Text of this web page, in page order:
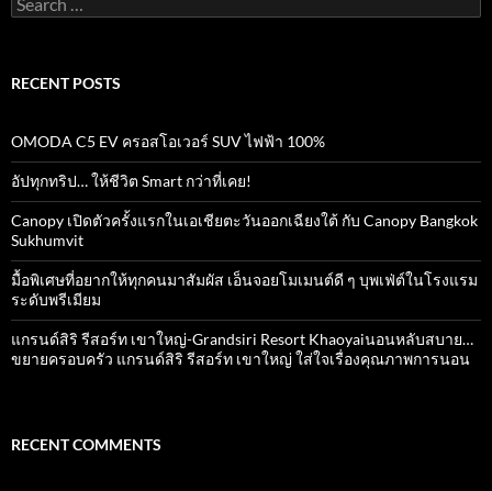
for:
RECENT POSTS
OMODA C5 EV ครอสโอเวอร์ SUV ไฟฟ้า 100%
อัปทุกทริป… ให้ชีวิต Smart กว่าที่เคย!
Canopy เปิดตัวครั้งแรกในเอเชียตะวันออกเฉียงใต้ กับ Canopy Bangkok
Sukhumvit
มื้อพิเศษที่อยากให้ทุกคนมาสัมผัส เอ็นจอยโมเมนต์ดี ๆ บุพเฟ่ต์ในโรงแรม
ระดับพรีเมียม
แกรนด์สิริ​ รีสอร์ท​ เขาใหญ่​-Grandsiri​ Resort​ Khaoyaiนอนหลับสบาย…
ขยายครอบครัว แกรนด์สิริ รีสอร์ท เขาใหญ่ ใส่ใจเรื่องคุณภาพการนอน
RECENT COMMENTS